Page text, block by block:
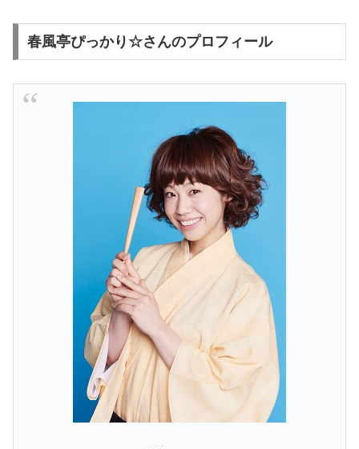
春風亭ぴっかり☆さんのプロフィール